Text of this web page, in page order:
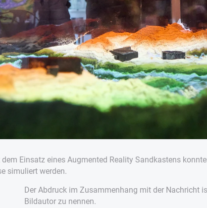
Einsatz eines Augmented Reality Sandkastens
simuliert werden.
Der Abdruck im Zusammenhang mit der Nachricht
Bildautor zu nennen.